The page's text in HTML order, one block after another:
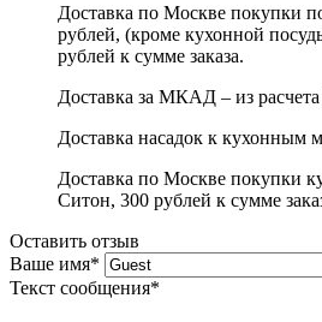
Доставка по Москве покупки
рублей, (кроме кухонной
рублей к сумме заказа.
Доставка за МКАД – из
Доставка насадок к кухонным
Доставка по Москве покупки
Ситон, 300 рублей к сумме
Оставить отзыв
Ваше имя*
Текст сообщения*